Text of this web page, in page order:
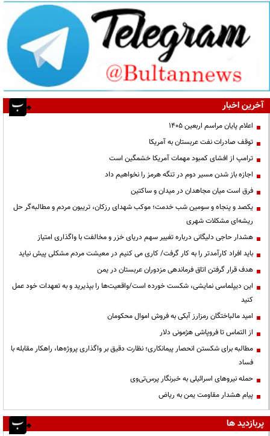
آخرین اخبار
اعلام پایان مراسم اربعین ۱۴۰۵
توقف صادرات نفت عربستان به آمریکا
ترامپ از افشای کمبود مهمات آمریکا خشمگین است
اجازه باز شدن مسیر دوم در تنگه هرمز را نخواهیم داد
فرق است میان مجاهدان در میدان و ساکتین
یکصد و پنجاه و سومین شب خدمت؛ موکب شهدای رزکان، تریبون مردم و مطالبه‌گر حل
ریشه‌ای مشکلات شهری
هشدار حاجی دلیگانی درباره تغییر سهم دریای خزر و مخالفت با واگذاری امتیاز
باید افراد کارآمدتر را به کار گرفت/ کاری می کنیم در معیشت مردم مشکلی پیش نیاید
هدف قرار گرفتن اتاق‌ فرماندهی مزدوران عربستان در یمن
این دیپلماسی نمایشی، شکست خورده است/واقعیت‌ها را بپذیرید و به تعهدات خود عمل
کنید
امید مالباختگان رمزارز آبکی به فروش اموال محکومان
از التماس تا فروپاشی هژمونی دلار
مطالبه برای شکستن انحصار پیمانکاری؛ نظارت دقیق بر واگذاری پروژه‌ها، راهکار مقابله با
فساد
حمله نیروهای اسرائیلی به خبرنگار پرس‌تی‌وی
پیام هشدار مقاومت یمن به ریاض
پربازدید ها